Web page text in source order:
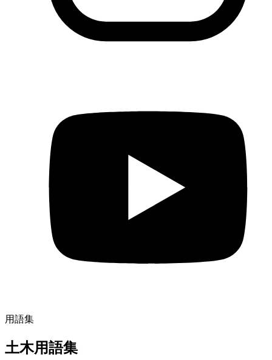
用語集
土木用語集